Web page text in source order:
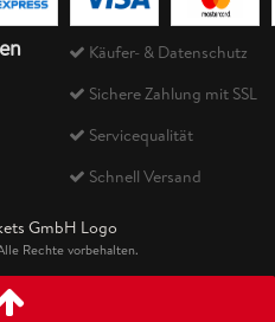
Käufer- & Datenschutz
Sichere Zahlung mit SSL
Servicequalität
Schnell Versand
Rechte vorbehalten.